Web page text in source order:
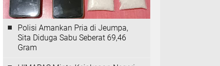
Polisi Amankan Pria di Jeumpa,
Sita Diduga Sabu Seberat 69,46
Gram